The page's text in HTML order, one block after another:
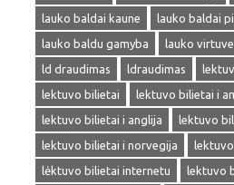
lauko baldai kaune
lauko baldai
lauko baldu gamyba
lauko
ld draudimas
ldraudimas
lektuvo bilietai
lektuvo bilietai i
lektuvo bilietai i anglija
lektuvo
lektuvo bilietai i norvegija
lėktuvo bilietai internetu
lektuvo